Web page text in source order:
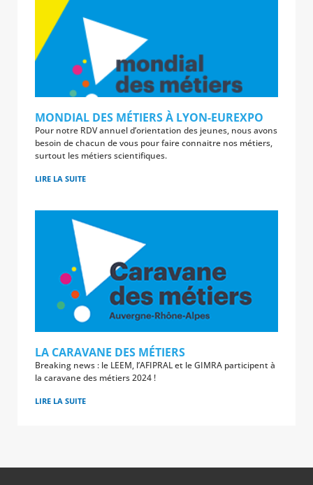
MONDIAL DES MÉTIERS À LYON-EUREXPO
Pour notre RDV annuel d’orientation des jeunes, nous avons
besoin de chacun de vous pour faire connaitre nos métiers,
surtout les métiers scientifiques.
LIRE LA SUITE
LA CARAVANE DES MÉTIERS
Breaking news : le LEEM, l’AFIPRAL et le GIMRA participent à
la caravane des métiers 2024 !
LIRE LA SUITE